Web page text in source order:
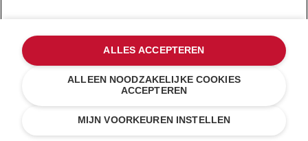
Zonder batterij
€ 208,00
MIJN VOORKEUREN INSTELLEN
ALLEEN NOODZAKELIJKE COOKIES
ACCEPTEREN
ALLES ACCEPTEREN